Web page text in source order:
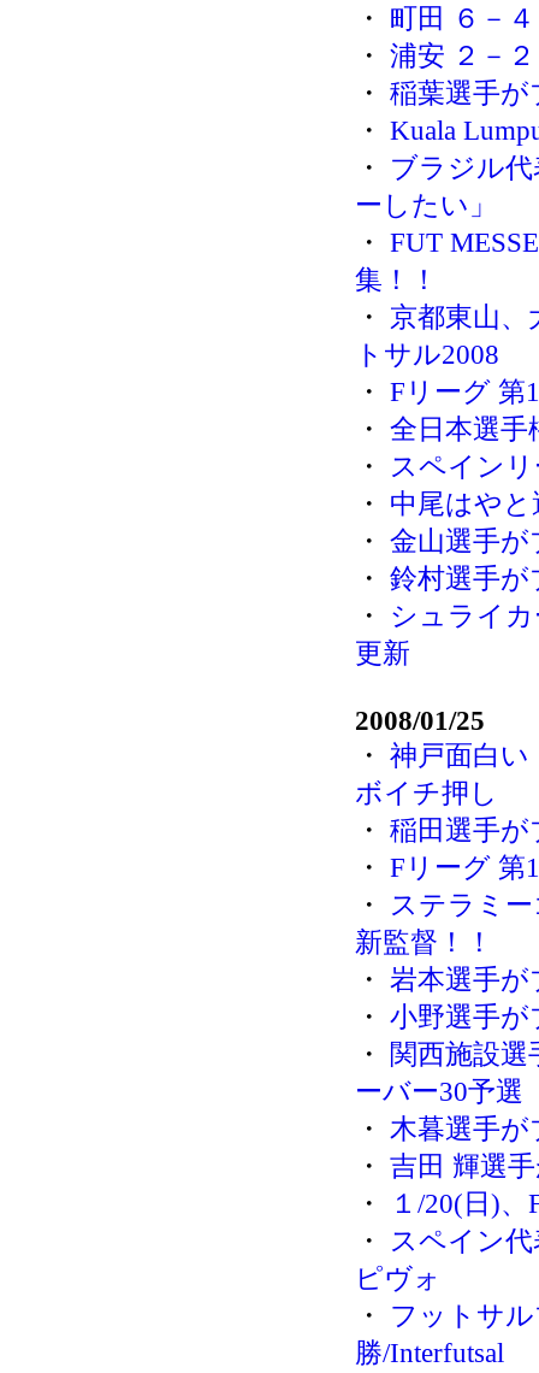
・ 町田 ６－
・ 浦安 ２－
・ 稲葉選手
・ Kuala
・ ブラジル
ーしたい」
・ FUT
集！！
・ 京都東山
トサル2008
・ Fリーグ 第
・ 全日本選手
・
スペイン
・ 中尾はや
・ 金山選手
・ 鈴村選手
・ シュライ
更新
2008/01/25
・ 神戸面白
ボイチ押し
・ 稲田選手
・ Fリーグ 第
・
ステラミ
新監督！！
・ 岩本選手
・ 小野選手
・ 関西施設
ーバー30予選
・ 木暮選手
・ 吉田 輝選
・
１/20(日)
・
スペイン
ピヴォ
・ フットサ
勝/Interfutsal